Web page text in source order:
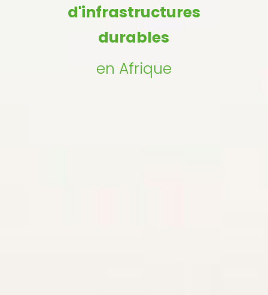
d'infrastructures
durables
en Afrique